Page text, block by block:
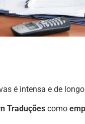
é intensa e de
Traduções como